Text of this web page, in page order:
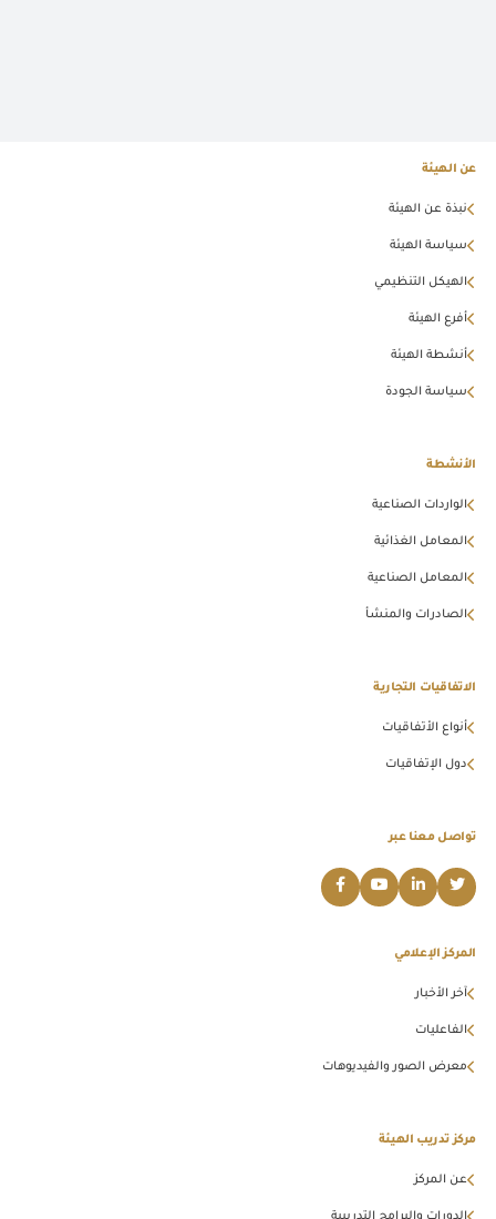
عن الهيئة
نبذة عن الهيئة
سياسة الهيئة
الهيكل التنظيمي
أفرع الهيئة
أنشطة الهيئة
سياسة الجودة
الأنشطة
الواردات الصناعية
المعامل الغذائية
المعامل الصناعية
الصادرات والمنشأ
الاتفاقيات التجارية
أنواع الأتفاقيات
دول الإتفاقيات
تواصل معنا عبر
المركز الإعلامي
آخر الأخبار
الفاعليات
معرض الصور والفيديوهات
مركز تدريب الهيئة
عن المركز
الدورات والبرامج التدريبية